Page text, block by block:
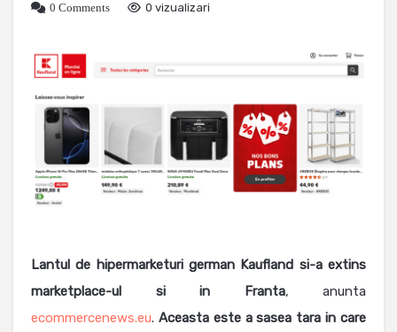
0 Comments
0 vizualizari
Lantul de hipermarketuri german Kaufland si-a extins
marketplace-ul si in Franta, anunta
ecommercenews.eu. Aceasta este a sasea tara in care